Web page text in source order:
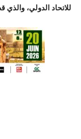
للاتحاد الدولي،